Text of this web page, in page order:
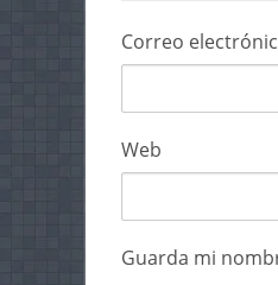
Correo
Web
Guarda mi